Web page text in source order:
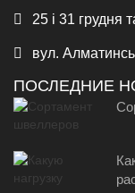
25 і 31 грудня
вул.
ПОСЛЕДНИЕ